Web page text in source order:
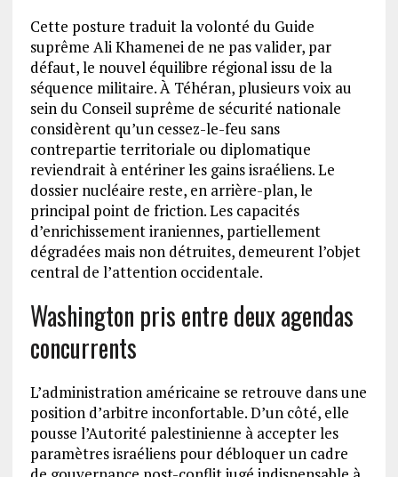
Cette posture traduit la volonté du Guide
suprême Ali Khamenei de ne pas valider, par
défaut, le nouvel équilibre régional issu de la
séquence militaire. À Téhéran, plusieurs voix au
sein du Conseil suprême de sécurité nationale
considèrent qu’un cessez-le-feu sans
contrepartie territoriale ou diplomatique
reviendrait à entériner les gains israéliens. Le
dossier nucléaire reste, en arrière-plan, le
principal point de friction. Les capacités
d’enrichissement iraniennes, partiellement
dégradées mais non détruites, demeurent l’objet
central de l’attention occidentale.
Washington pris entre deux agendas
concurrents
L’administration américaine se retrouve dans une
position d’arbitre inconfortable. D’un côté, elle
pousse l’Autorité palestinienne à accepter les
paramètres israéliens pour débloquer un cadre